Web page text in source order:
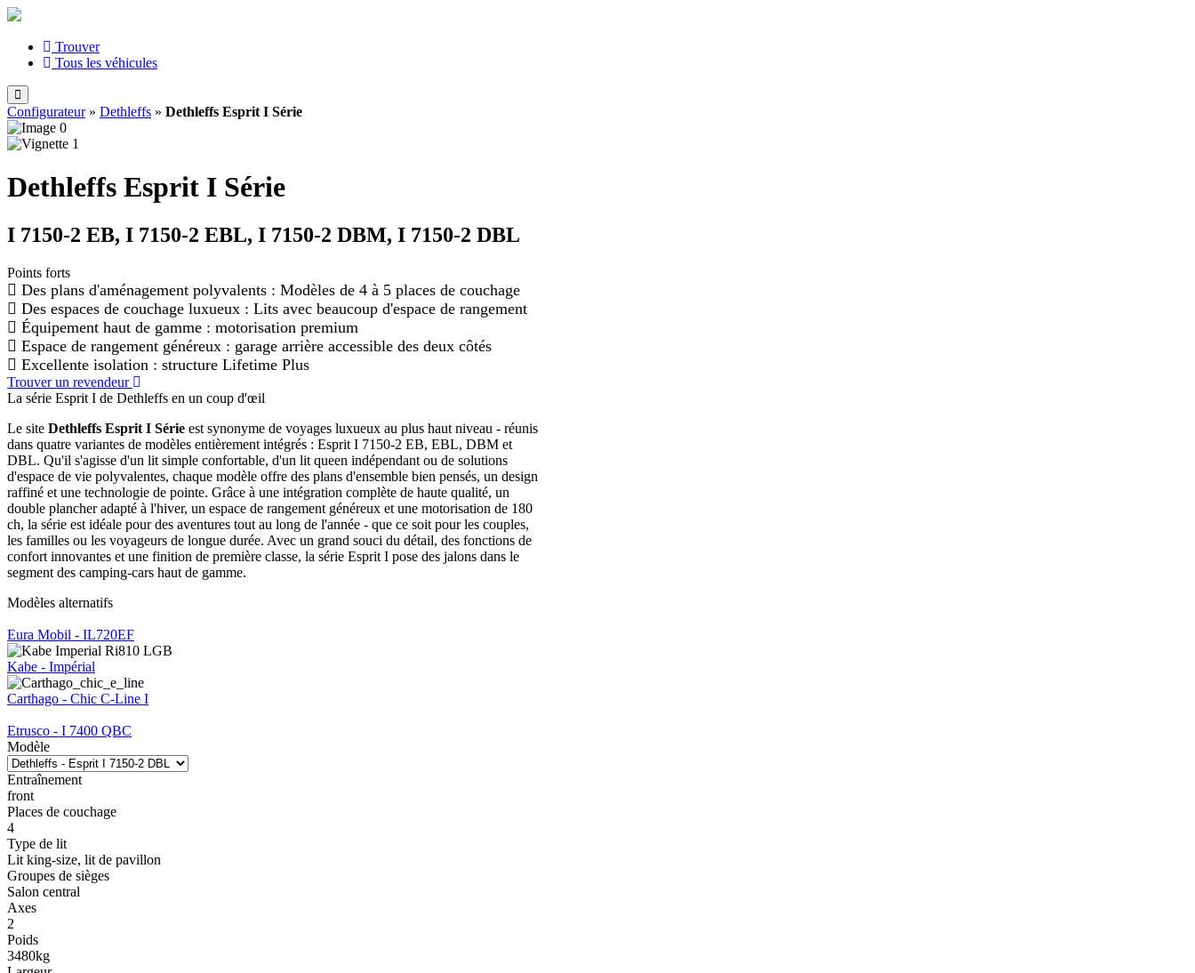
Trouver
Tous les véhicules
Configurateur» Dethleffs » Dethleffs Esprit I Série
Dethleffs Esprit I Série
I 7150-2 EB, I 7150-2 EBL, I 7150-2 DBM, I 7150-2 DBL
Points forts
Des plans d'aménagement polyvalents : Modèles de 4 à 5 places de couchage
Des espaces de couchage luxueux : Lits avec beaucoup d'espace de rangement
Équipement haut de gamme : motorisation premium
Espace de rangement généreux : garage arrière accessible des deux côtés
Excellente isolation : structure Lifetime Plus
Trouver un revendeur
La série Esprit I de Dethleffs en un coup d'œil
Le site Dethleffs Esprit I Série est synonyme de voyages luxueux au plus haut niveau - réunis
dans quatre variantes de modèles entièrement intégrés : Esprit I 7150-2 EB, EBL, DBM et
DBL. Qu'il s'agisse d'un lit simple confortable, d'un lit queen indépendant ou de solutions
d'espace de vie polyvalentes, chaque modèle offre des plans d'ensemble bien pensés, un design
raffiné et une technologie de pointe. Grâce à une intégration complète de haute qualité, un
double plancher adapté à l'hiver, un espace de rangement généreux et une motorisation de 180
ch, la série est idéale pour des aventures tout au long de l'année - que ce soit pour les couples,
les familles ou les voyageurs de longue durée. Avec un grand souci du détail, des fonctions de
confort innovantes et une finition de première classe, la série Esprit I pose des jalons dans le
segment des camping-cars haut de gamme.
Modèles alternatifs
Eura Mobil - IL720EF
Kabe - Impérial
Carthago - Chic C-Line I
Etrusco - I 7400 QBC
Modèle
Entraînement
front
Places de couchage
4
Type de lit
Lit king-size, lit de pavillon
Groupes de sièges
Salon central
Axes
2
Poids
3480kg